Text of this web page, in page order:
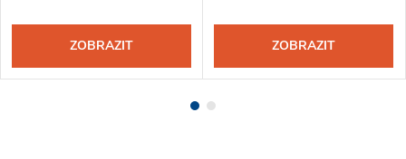
ZOBRAZIT ZOBRAZIT